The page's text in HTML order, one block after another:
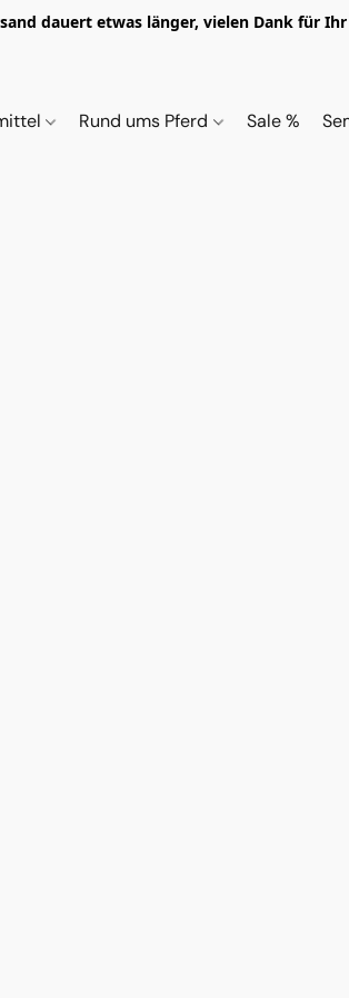
dauert etwas länger, vielen Dank für
Rund ums Pferd Sale %